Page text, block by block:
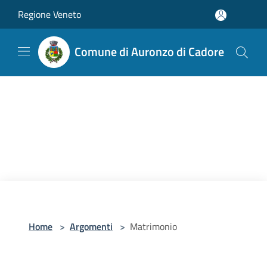
Regione Veneto
Comune di Auronzo di Cadore
Home > Argomenti > Matrimonio